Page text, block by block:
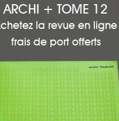
à ce projet :
ARCHI + TOME 12
la revue en ligne
frais de port offerts